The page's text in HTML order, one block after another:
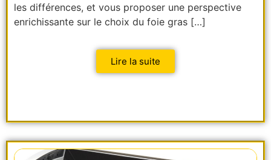
les différences, et vous proposer une perspective
enrichissante sur le choix du foie gras […]
Lire la suite